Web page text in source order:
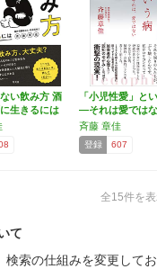
い飲み方 酒
生きるには
「小児性愛」と
―それは愛では
斉藤 章佳
登録 607
全15件を
て
検索の仕組みを変更して